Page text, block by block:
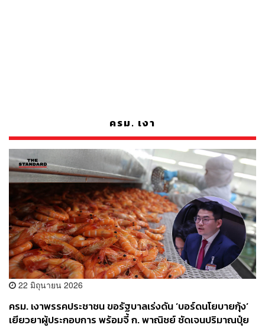
ครม. เงา
22 มิถุนายน 2026
ครม. เงาพรรคประชาชน ขอรัฐบาลเร่งดัน ‘บอร์ดนโยบายกุ้ง’
เยียวยาผู้ประกอบการ พร้อมจี้ ก. พาณิชย์ ชัดเจนปริมาณปุ๋ย